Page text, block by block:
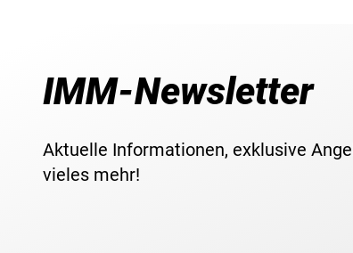
IMM-Newsletter
Aktuelle Informationen, exklusive
vieles mehr!